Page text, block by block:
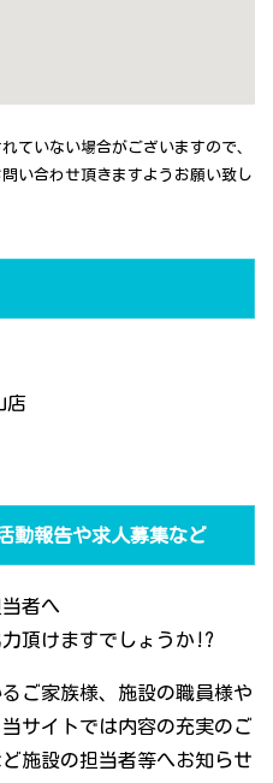
ていない場合がございますので、
い合わせ頂きますようお願い致し
店
動報告や求人募集など
者へ
頂けますでしょうか!?
ご家族様、施設の職員様や
サイトでは内容の充実のご
施設の担当者等へお知らせ